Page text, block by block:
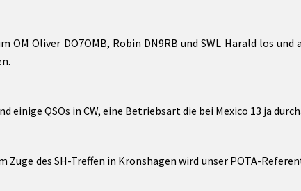
Oliver DO7OMB, Robin DN9RB und SWL Harald los
QSOs in CW, eine Betriebsart die bei Mexico 13 ja
des SH-Treffen in Kronshagen wird unser POTA-